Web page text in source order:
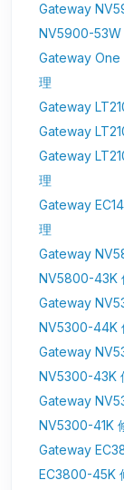
Gateway
NV5900-53W
Gateway
理
Gateway
Gateway
Gateway
理
Gateway
理
Gateway
NV5800-43K
Gateway
NV5300-44K
Gateway
NV5300-43K
Gateway
NV5300-41K
Gateway
EC3800-45K